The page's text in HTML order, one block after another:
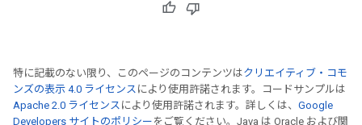
特に記載のない限り、このページのコンテンツはクリエイティブ・コモ
ンズの表示 4.0 ライセンス により使用許諾されます。コードサンプルは
Apache 2.0 ライセンス により使用許諾されます。詳しくは、 Google
Developers サイトのポリシー をご覧ください。Java は Oracle および関